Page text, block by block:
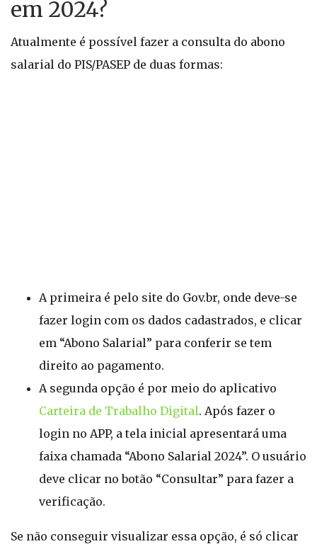
em 2024?
Atualmente é possível fazer a consulta do abono
salarial do PIS/PASEP de duas formas:
A primeira é pelo site do Gov.br, onde deve-se
fazer login com os dados cadastrados, e clicar
em “Abono Salarial” para conferir se tem
direito ao pagamento.
A segunda opção é por meio do aplicativo
Carteira de Trabalho Digital. Após fazer o
login no APP, a tela inicial apresentará uma
faixa chamada “Abono Salarial 2024”. O usuário
deve clicar no botão “Consultar” para fazer a
verificação.
Se não conseguir visualizar essa opção, é só clicar